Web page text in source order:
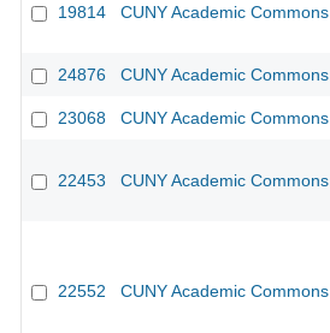
19814 CUNY Academic Commons
24876 CUNY Academic Commons
23068 CUNY Academic Commons
22453 CUNY Academic Commons
22552 CUNY Academic Commons